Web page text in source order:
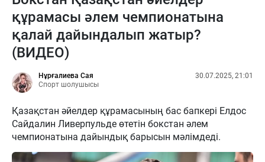
құрамасы әлем чемпионатына
қалай дайындалып жатыр?
(ВИДЕО)
Нұрғалиева Сая
Спорт шолушысы
30.07.2025, 21:01
Қазақстан әйелдер құрамасының бас бапкері Елдос
Сайдалин Ливерпульде өтетін бокстан әлем
чемпионатына дайындық барысын мәлімдеді.